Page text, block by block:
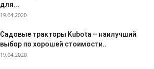
для...
19.04.2020
Садовые тракторы Kubota – наилучший
выбор по хорошей стоимости..
19.04.2020